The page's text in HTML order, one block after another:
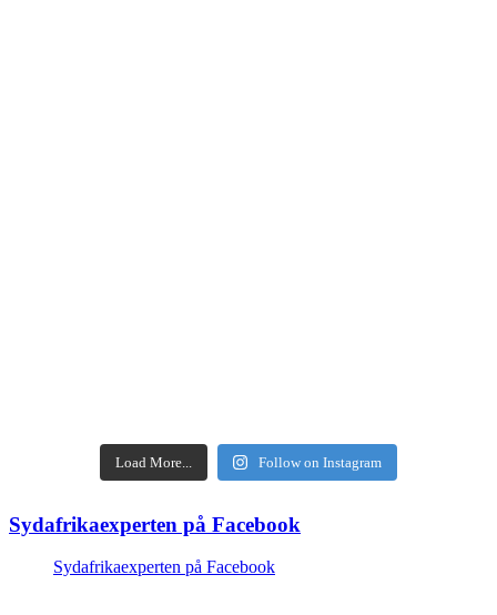
Load More... Follow on Instagram
Sydafrikaexperten på Facebook
Sydafrikaexperten på Facebook